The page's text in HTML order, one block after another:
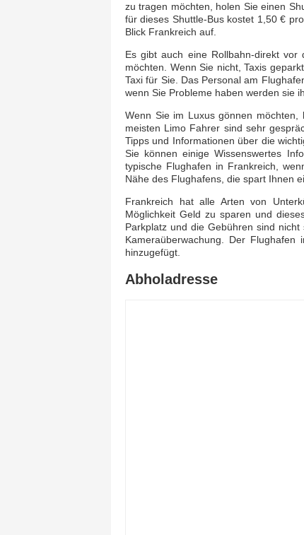
zu tragen möchten, holen Sie einen
für dieses Shuttle-Bus kostet 1,50 €
Blick Frankreich auf.
Es gibt auch eine Rollbahn-direkt
möchten. Wenn Sie nicht, Taxis
Taxi für Sie. Das Personal am
wenn Sie Probleme haben werden sie
Wenn Sie im Luxus gönnen
meisten Limo Fahrer sind sehr
Tipps und Informationen über die
Sie können einige Wissenswertes
typische Flughafen in Frankreich,
Nähe des Flughafens, die spart Ihnen
Frankreich hat alle Arten von
Möglichkeit Geld zu sparen und
Parkplatz und die Gebühren sind
Kameraüberwachung. Der
hinzugefügt.
Abholadresse